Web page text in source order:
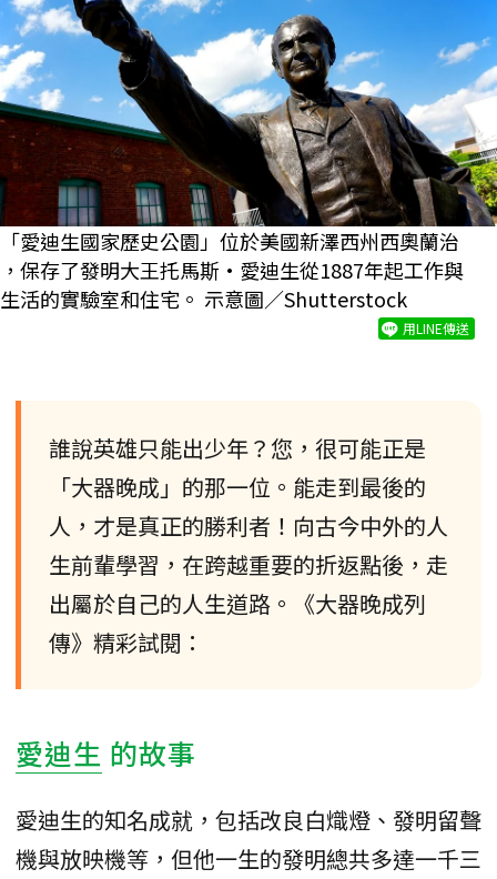
「愛迪生國家歷史公園」位於美國新澤西州西奧蘭治
，保存了發明大王托馬斯·愛迪生從1887年起工作與
生活的實驗室和住宅。 示意圖／Shutterstock
用LINE傳送
誰說英雄只能出少年？您，很可能正是
「大器晚成」的那一位。能走到最後的
人，才是真正的勝利者！向古今中外的人
生前輩學習，在跨越重要的折返點後，走
出屬於自己的人生道路。《大器晚成列
傳》精彩試閱：
愛迪生 的故事
愛迪生的知名成就，包括改良白熾燈、發明留聲
機與放映機等，但他一生的發明總共多達一千三